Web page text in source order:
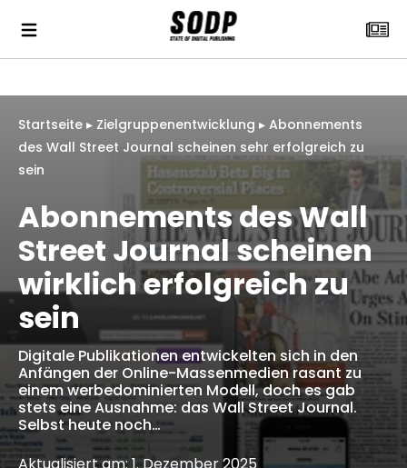
Startseite ▸ Zielgruppenentwicklung ▸ Abonnements
des Wall Street Journal scheinen sehr erfolgreich zu
sein
Abonnements des Wall
Street Journal scheinen
wirklich erfolgreich zu
sein
Digitale Publikationen entwickelten sich in den
Anfängen der Online-Massenmedien rasant zu
einem werbedominierten Modell, doch es gab
stets eine Ausnahme: das Wall Street Journal.
Selbst heute noch…